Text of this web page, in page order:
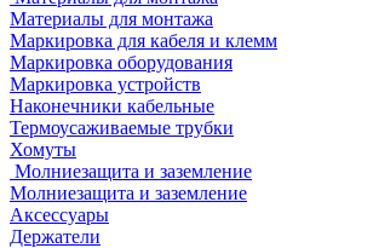
Материалы для монтажа
Маркировка для кабеля и клемм
Маркировка оборудования
Маркировка устройств
Наконечники кабельные
Термоусаживаемые трубки
Хомуты
Молниезащита и заземление
Молниезащита и заземление
Аксессуары
Держатели